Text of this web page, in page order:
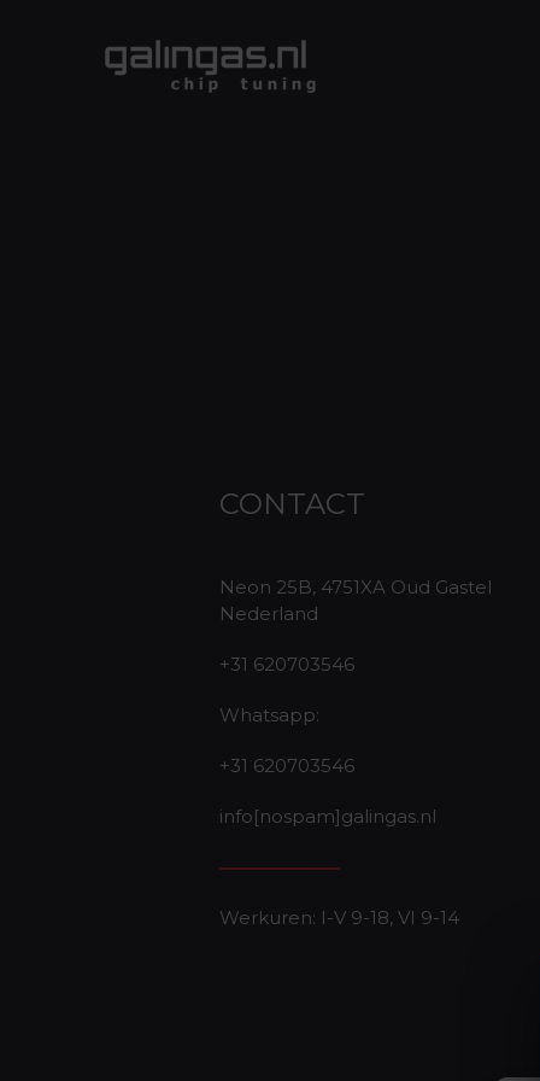
CONTACT
Neon 25B, 4751XA Oud Gastel
Nederland
+31 620703546
Whatsapp:
+31 620703546
info[nospam]galingas.nl
Werkuren: I-V 9-18, VI 9-14